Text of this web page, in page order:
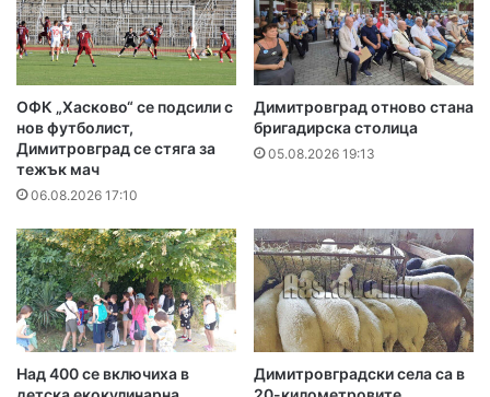
ОФК „Хасково“ се подсили с
нов футболист,
Димитровград се стяга за
тежък мач
06.08.2026 17:10
Димитровград отново стана
бригадирска столица
05.08.2026 19:13
Над 400 се включиха в
Димитровградски села са в